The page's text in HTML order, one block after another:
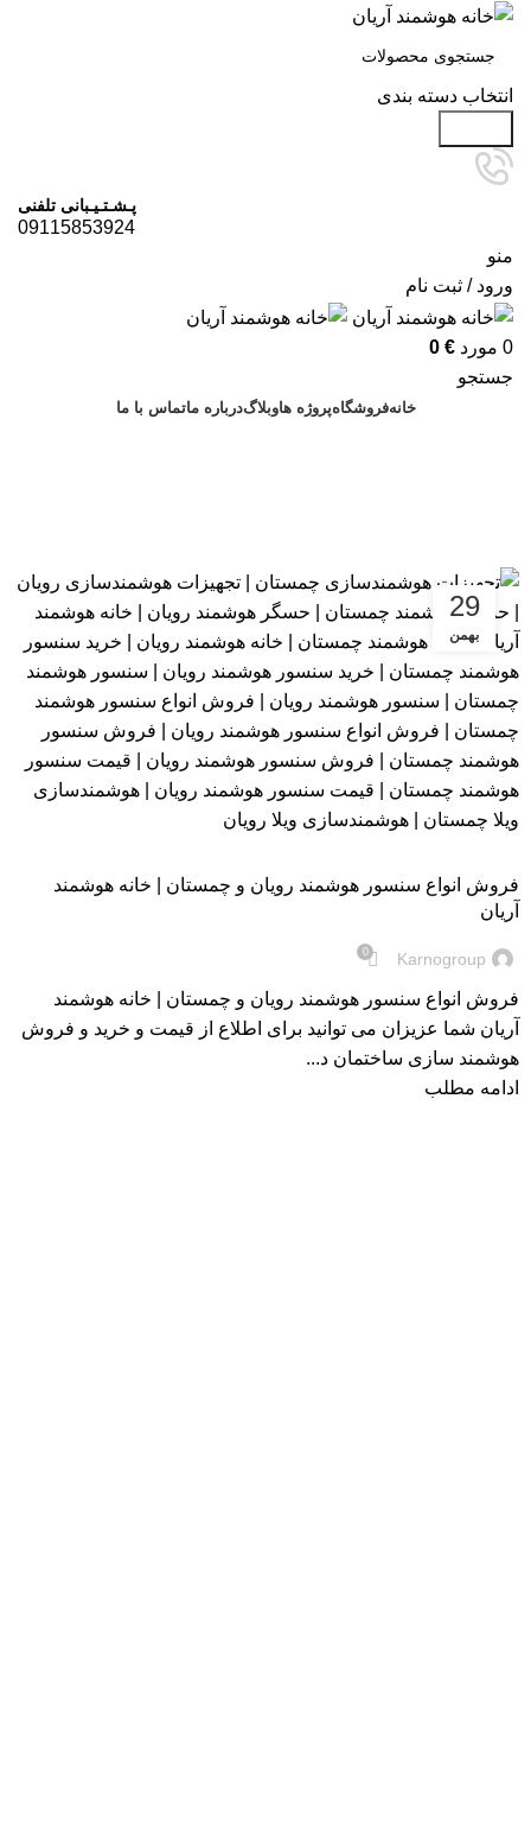
انتخاب دسته بندی
پـشـتـیـبانی تلفنی
09115853924
منو
ورود / ثبت نام
0 مورد 0 €
جستجو
خانهفروشگاهپروژه هاوبلاگدرباره ماتماس با ما
29
بهمن
فروش انواع سنسور هوشمند رویان و چمستان | خانه هوشمند
آریان
Karnogroup
0
فروش انواع سنسور هوشمند رویان و چمستان | خانه هوشمند
آریان شما عزیزان می توانید برای اطلاع از قیمت و خرید و فروش
هوشمند سازی ساختمان د...
ادامه مطلب